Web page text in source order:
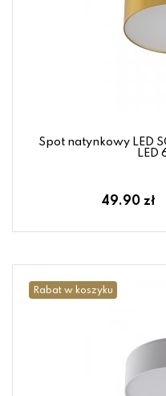
Spot natynkowy LED
LED
49.90 zł
Rabat w koszyku